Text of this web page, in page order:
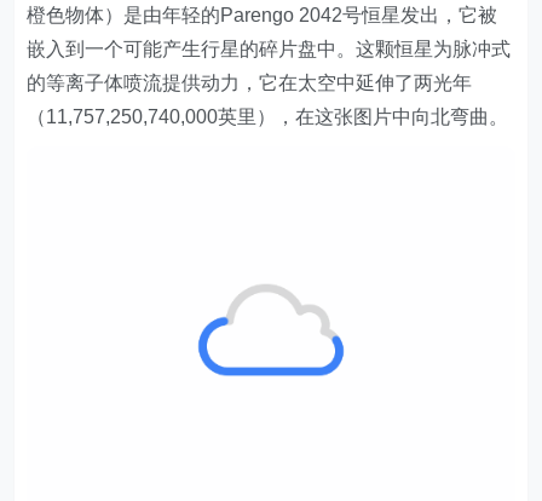
橙色物体）是由年轻的Parengo 2042号恒星发出，它被
嵌入到一个可能产生行星的碎片盘中。这颗恒星为脉冲式
的等离子体喷流提供动力，它在太空中延伸了两光年
（11,757,250,740,000英里），在这张图片中向北弯曲。